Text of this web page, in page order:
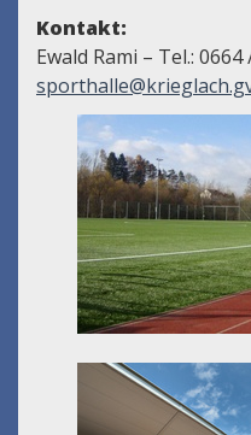
Kontakt:
Ewald Rami – Tel.: